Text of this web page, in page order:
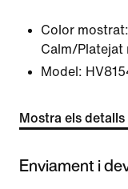
Color mostrat:
Calm/Platejat
Model:
Mostra els
Enviament i